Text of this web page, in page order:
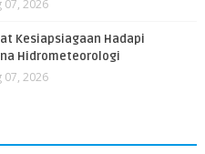
07, 2026
Kesiapsiagaan Hadapi
Hidrometeorologi
07, 2026